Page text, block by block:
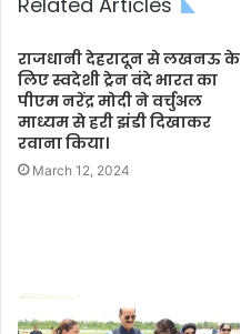
राजधानी देहरादून से लखनऊ के
लिए स्वदेशी ट्रेन वंदे भारत का
पीएम नरेंद्र मोदी ने वर्चुअल
माध्यम से हरी झंडी दिखाकर
रवाना किया।
March 12, 2024